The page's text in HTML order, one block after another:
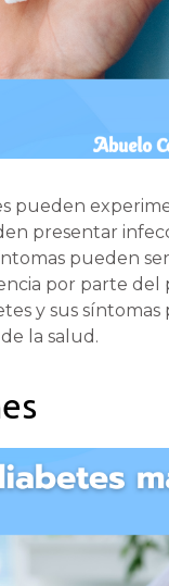
pueden
presentar
pueden
por parte del
y sus
la salud.